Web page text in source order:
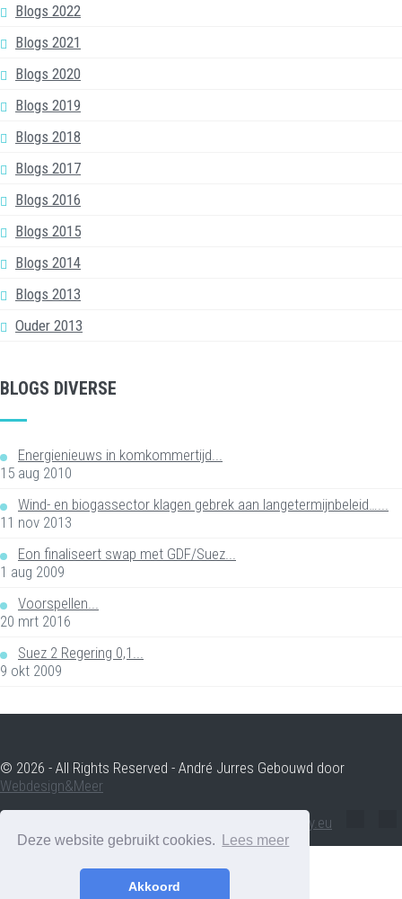
Deze website gebruikt cookies. Lees meer
Akkoord
Blogs 2022
Blogs 2021
Blogs 2020
Blogs 2019
Blogs 2018
Blogs 2017
Blogs 2016
Blogs 2015
Blogs 2014
Blogs 2013
Ouder 2013
BLOGS DIVERSE
Energienieuws in komkommertijd...
15 aug 2010
Wind- en biogassector klagen gebrek aan langetermijnbeleid…...
11 nov 2013
Eon finaliseert swap met GDF/Suez...
1 aug 2009
Voorspellen...
20 mrt 2016
Suez 2 Regering 0,1...
9 okt 2009
© 2026 - All Rights Reserved - André Jurres Gebouwd door
Webdesign&Meer
andre.jurres@voltenergy.eu